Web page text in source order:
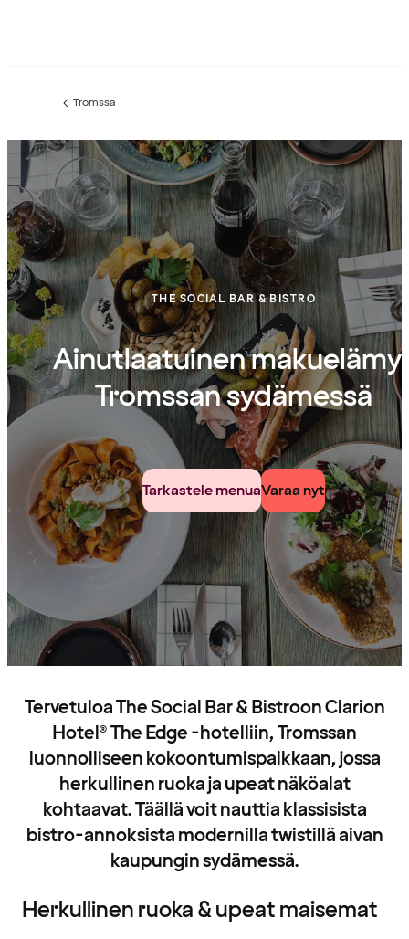
Edellinen
Tromssa
THE SOCIAL BAR & BISTRO
Ainutlaatuinen
Tromssan sydämessä
Tarkastele menuaVaraa nyt
Tervetuloa The Social Bar & Bistroon Clarion
Hotel® The Edge -hotelliin, Tromssan
luonnolliseen kokoontumispaikkaan, jossa
herkullinen ruoka ja upeat näköalat
kohtaavat. Täällä voit nauttia klassisista
bistro-annoksista modernilla twistillä aivan
kaupungin sydämessä.
Herkullinen ruoka & upeat maisemat